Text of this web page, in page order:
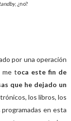
, ¿no?
por una operación
me toca este fin de
que he dejado un
los libros, los
en esta